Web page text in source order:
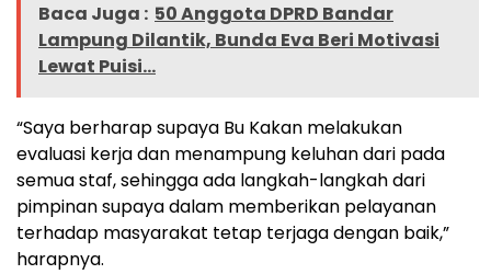
Baca Juga : 50 Anggota DPRD Bandar
Lampung Dilantik, Bunda Eva Beri Motivasi
Lewat Puisi...
“Saya berharap supaya Bu Kakan melakukan
evaluasi kerja dan menampung keluhan dari pada
semua staf, sehingga ada langkah-langkah dari
pimpinan supaya dalam memberikan pelayanan
terhadap masyarakat tetap terjaga dengan baik,”
harapnya.